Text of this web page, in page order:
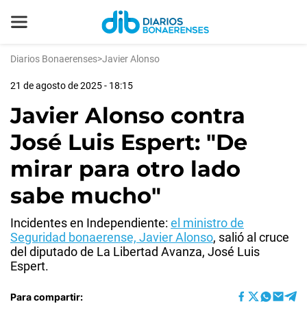
Diarios Bonaerenses>Javier Alonso
21 de agosto de 2025 - 18:15
Javier Alonso contra
José Luis Espert: "De
mirar para otro lado
sabe mucho"
Incidentes en Independiente: el ministro de
Seguridad bonaerense, Javier Alonso, salió al cruce
del diputado de La Libertad Avanza, José Luis
Espert.
Para compartir: